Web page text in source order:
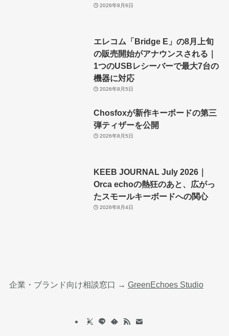
2026年8月6日
エレコム「Bridge E」の8月上旬
の販売開始がアナウンスされる｜
1つのUSBレシーバーで最大7台の
機器に対応
2026年8月5日
Chosfoxが新作キーボードの第三
弾ティザーを公開
2026年8月5日
KEEB JOURNAL July 2026｜
Orca echoの熱狂のあと、広がっ
たスモールキーボードへの関心
2026年8月4日
企業・ブランド向け相談窓口 → GreenEchoes Studio